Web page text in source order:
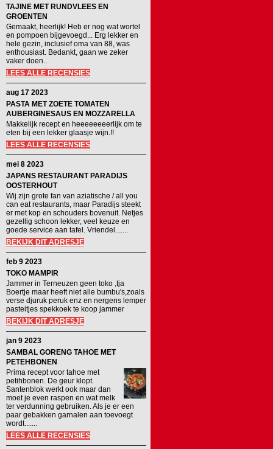
TAJINE MET RUNDVLEES EN
GROENTEN
Gemaakt, heerlijk! Heb er nog wat wortel
en pompoen bijgevoegd... Erg lekker en
hele gezin, inclusief oma van 88, was
enthousiast. Bedankt, gaan we zeker
vaker doen..
LEES ALLE RECENSIES
aug 17 2023
PASTA MET ZOETE TOMATEN
AUBERGINESAUS EN MOZZARELLA
Makkelijk recept en heeeeeeeerlijk om te
eten bij een lekker glaasje wijn.!!
LEES ALLE RECENSIES
mei 8 2023
JAPANS RESTAURANT PARADIJS
OOSTERHOUT
Wij zijn grote fan van aziatische / all you
can eat restaurants, maar Paradijs steekt
er met kop en schouders bovenuit. Netjes
gezellig schoon lekker, veel keuze en
goede service aan tafel. Vriendel.......
BEKIJK DIT ADRESJE
feb 9 2023
TOKO MAMPIR
Jammer in Terneuzen geen toko ,tja
Boertje maar heeft niet alle bumbu's,zoals
verse djuruk peruk enz en nergens lemper
pasteitjes spekkoek te koop jammer
BEKIJK DIT ADRESJE
jan 9 2023
SAMBAL GORENG TAHOE MET
PETEHBONEN
Prima recept voor tahoe met
petihbonen. De geur klopt.
Santenblok werkt ook maar dan
moet je even raspen en wat melk
ter verdunning gebruiken. Als je er een
paar gebakken garnalen aan toevoegt
wordt.......
LEES ALLE RECENSIES